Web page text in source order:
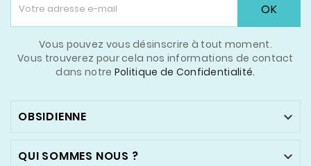
OK
Vous pouvez vous désinscrire à tout moment.
Vous trouverez pour cela nos informations de contact
dans notre Politique de Confidentialité.
OBSIDIENNE 
QUI SOMMES NOUS ? 